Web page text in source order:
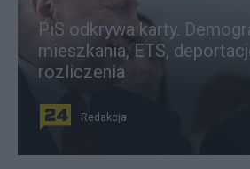
PiS odkrywa karty.
mieszkania, ETS,
rozliczenia
Redakcja